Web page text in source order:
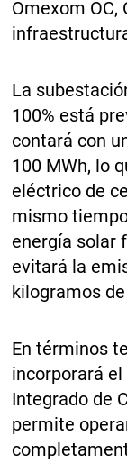
Omexom OC,
La
100% está
contará con
100 MWh, lo
eléctrico de
mismo
energía solar
evitará la
kilogramos
En términos
incorporará
Integrado de
permite